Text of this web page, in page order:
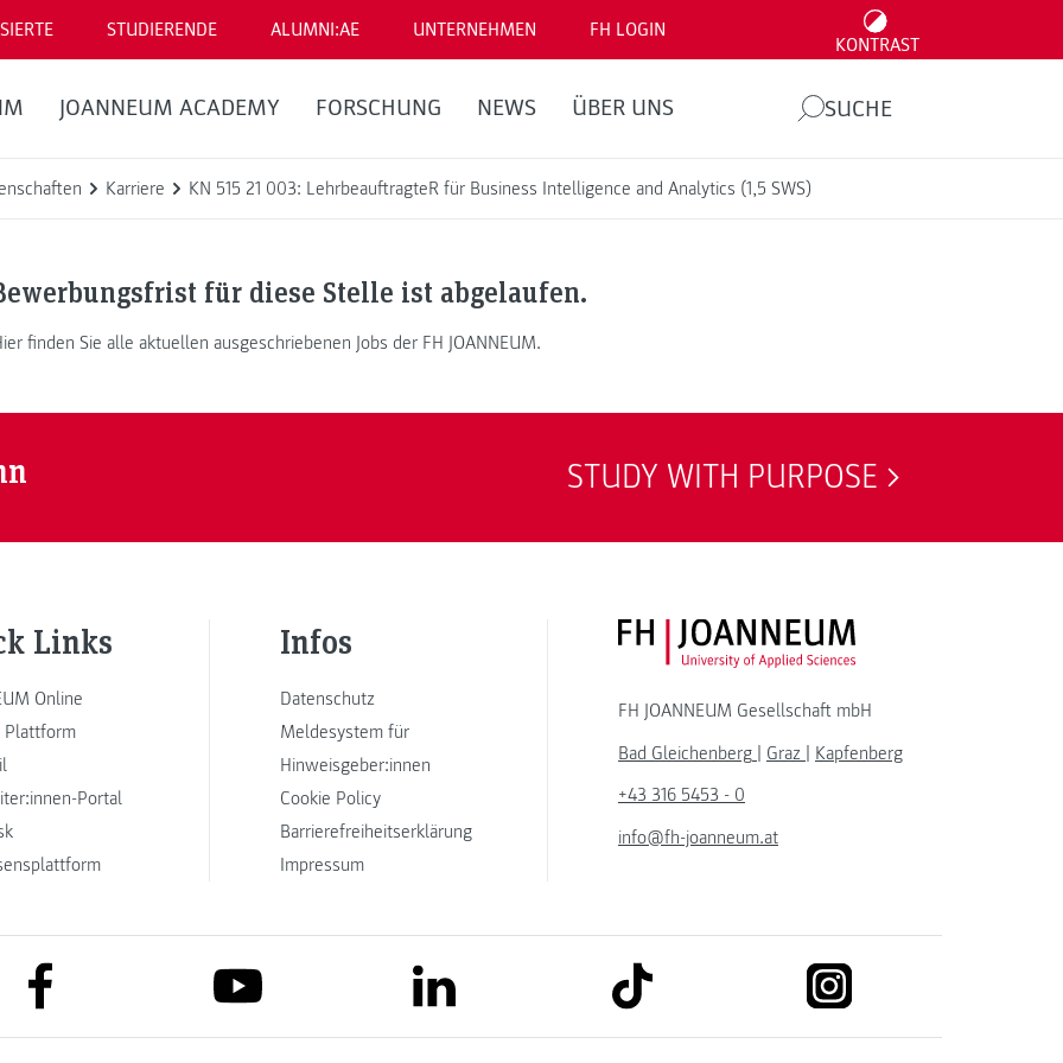
STUDIERENDE ALUMNI:AE UNTERNEHMEN FH LOGIN
KONTRAST
JOANNEUM ACADEMY FORSCHUNG NEWS ÜBER UNS SUCHE
Karriere KN 515 21 003: LehrbeauftragteR für Business Intelligence and Analytics (1,5 SWS)
für diese Stelle ist abgelaufen.
finden Sie alle aktuellen ausgeschriebenen Jobs der FH JOANNEUM.
STUDY WITH PURPOSE
Links
Online
Portal
Infos
Datenschutz
Meldesystem für
Hinweisgeber:innen
Cookie Policy
Barrierefreiheitserklärung
Impressum
FH JOANNEUM Logo
FH JOANNEUM Gesellschaft mbH
Bad Gleichenberg | Graz | Kapfenberg
+43 316 5453 - 0
info@fh-joanneum.at
link to facebook link to youtube link to linkedin link to tiktok